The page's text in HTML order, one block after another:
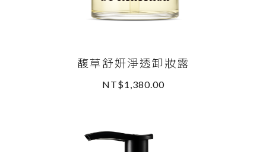
馥草舒妍淨透卸妝露
NT$1,380.00